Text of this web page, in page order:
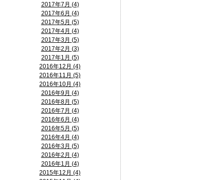
2017年7月 (4)
2017年6月 (4)
2017年5月 (5)
2017年4月 (4)
2017年3月 (5)
2017年2月 (3)
2017年1月 (5)
2016年12月 (4)
2016年11月 (5)
2016年10月 (4)
2016年9月 (4)
2016年8月 (5)
2016年7月 (4)
2016年6月 (4)
2016年5月 (5)
2016年4月 (4)
2016年3月 (5)
2016年2月 (4)
2016年1月 (4)
2015年12月 (4)